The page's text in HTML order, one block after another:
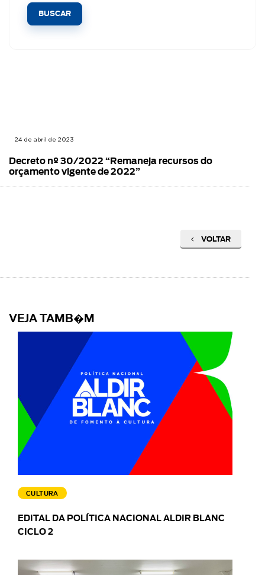
24 de abril de 2023
Decreto nº 30/2022 “Remaneja recursos do
orçamento vigente de 2022”
VOLTAR
VEJA TAMB�M
CULTURA
EDITAL DA POLÍTICA NACIONAL ALDIR BLANC
CICLO 2